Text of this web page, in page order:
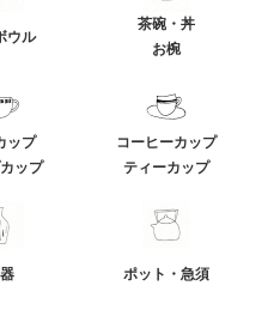
ウル
茶碗・丼
お椀
ップ
ップ
コーヒーカップ
ティーカップ
ポット・急須